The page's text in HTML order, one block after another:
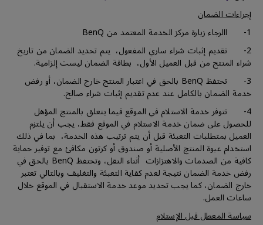
إجراءات الضمان
1- االرجاء زيارة مركز الخدمة المعتمد من BenQ
2- تقديم إثبات شراء ساري المفعول، يتم تحديد الضمان من تاريخ
شراء المنتج من قبل العميل الأول، بطاقة الضمان ليست إلزامية.
3- تحتفظ BenQ بالحق في اعتبار المنتج خارج الضمان، أو رفض
خدمة الضمان بالكامل عند عدم تقديم إثبات شراء صالح.
4- تتوفر خدمة الاستلام في الموقع فيما يتعلق بالمنتج المؤهل
للحصول على ضمان خدمة الاستلام في الموقع فقط، يجب أن يلتزم
العميل بمتطلبات التعبئة قبل أن يتم ترتيب هذه الخدمة، بما في ذلك
استخدام عبوة المنتج الأصلية أو صندوق أو كرتون مكافئ مع توفير حماية
كافية من الصدمات والاهتزازات أثناء النقل، وتحتفظ BenQ بالحق في
رفض خدمة الضمان نتيجة لعدم كفاية التعبئة والتغليف وبالتالي تعتبر
خارج الضمان، كما يجب تحديد موعد خدمة الاستقبال في الموقع خلال
ساعات العمل.
سياسة المعطل قبل الإستلام